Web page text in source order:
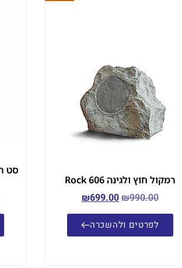
רמקול חוץ ולגינה Rock 606
₪990.00
₪699.00
לפרטים ולהשכרה